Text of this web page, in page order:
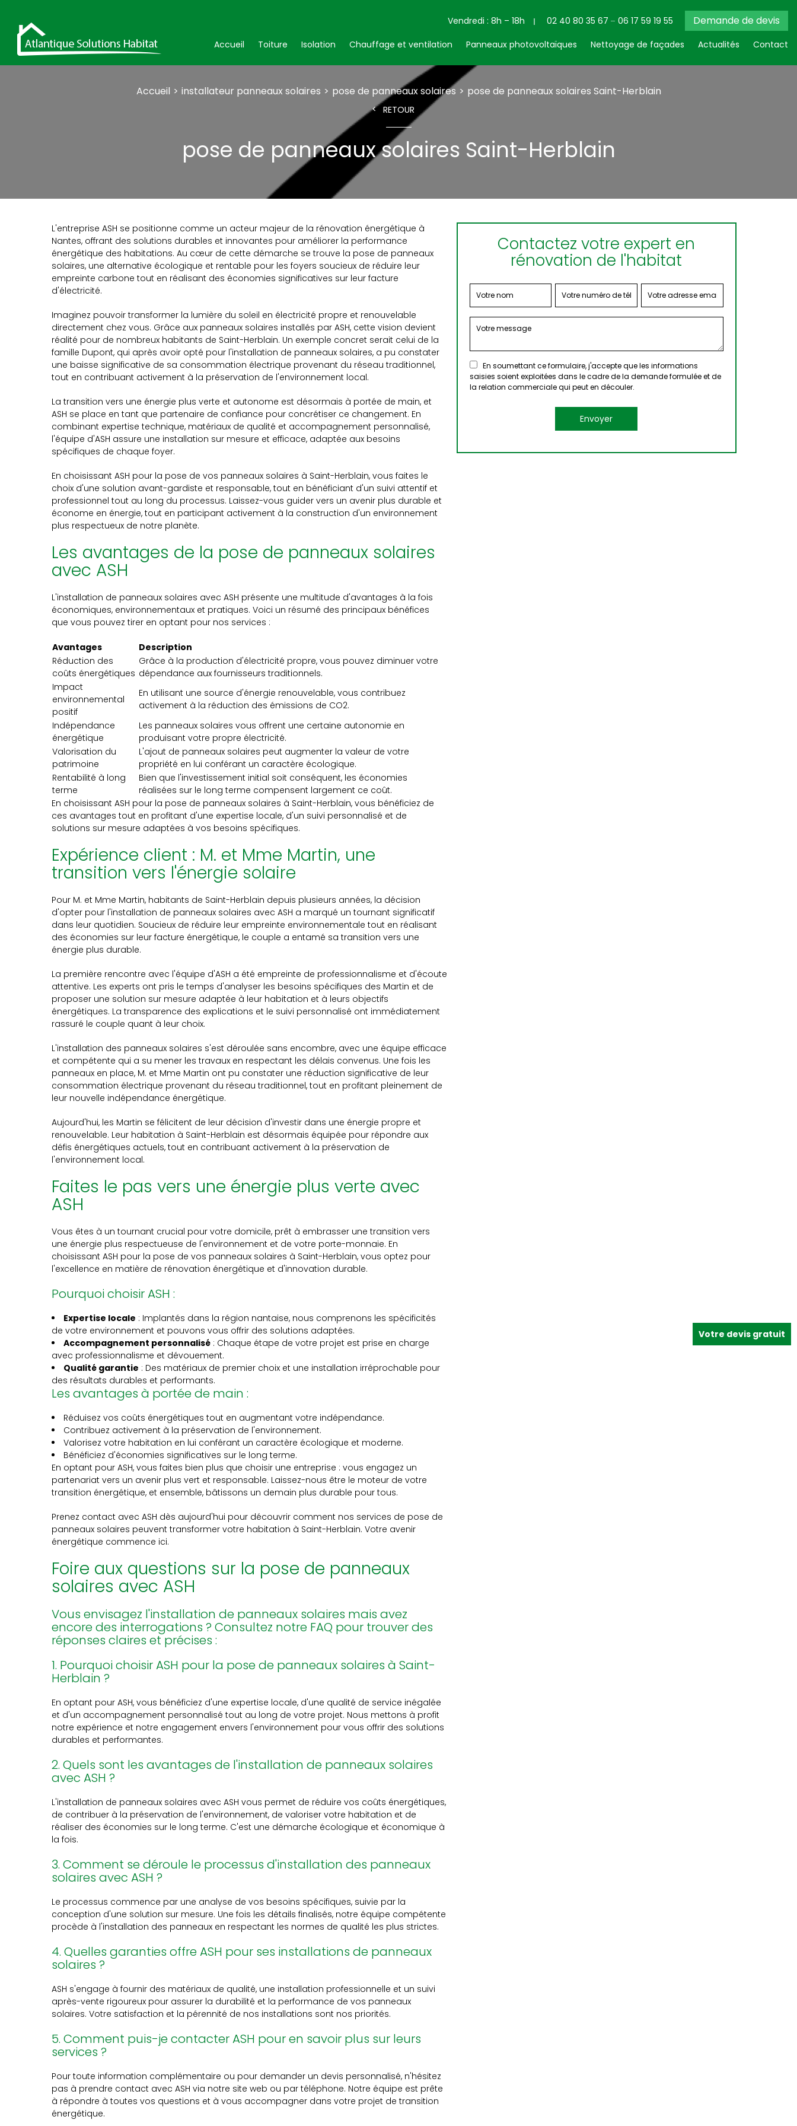
Vendredi : 8h – 18h 02 40 80 35 67 06 17 59 19 55 Demande de devis
Accueil Toiture Isolation Chauffage et ventilation Panneaux photovoltaïques Nettoyage de façades Actualités Contact
Accueil installateur panneaux solaires pose de panneaux solaires pose de panneaux solaires Saint-Herblain
RETOUR
pose de panneaux solaires Saint-Herblain
L'entreprise ASH se positionne comme un acteur majeur de la rénovation énergétique à
Nantes, offrant des solutions durables et innovantes pour améliorer la performance
énergétique des habitations. Au cœur de cette démarche se trouve la pose de panneaux
solaires, une alternative écologique et rentable pour les foyers soucieux de réduire leur
empreinte carbone tout en réalisant des économies significatives sur leur facture
d'électricité.
Imaginez pouvoir transformer la lumière du soleil en électricité propre et renouvelable
directement chez vous. Grâce aux panneaux solaires installés par ASH, cette vision devient
réalité pour de nombreux habitants de Saint-Herblain. Un exemple concret serait celui de la
famille Dupont, qui après avoir opté pour l'installation de panneaux solaires, a pu constater
une baisse significative de sa consommation électrique provenant du réseau traditionnel,
tout en contribuant activement à la préservation de l'environnement local.
La transition vers une énergie plus verte et autonome est désormais à portée de main, et
ASH se place en tant que partenaire de confiance pour concrétiser ce changement. En
combinant expertise technique, matériaux de qualité et accompagnement personnalisé,
l'équipe d'ASH assure une installation sur mesure et efficace, adaptée aux besoins
spécifiques de chaque foyer.
En choisissant ASH pour la pose de vos panneaux solaires à Saint-Herblain, vous faites le
choix d'une solution avant-gardiste et responsable, tout en bénéficiant d'un suivi attentif et
professionnel tout au long du processus. Laissez-vous guider vers un avenir plus durable et
économe en énergie, tout en participant activement à la construction d'un environnement
plus respectueux de notre planète.
Les avantages de la pose de panneaux solaires
avec ASH
L'installation de panneaux solaires avec ASH présente une multitude d'avantages à la fois
économiques, environnementaux et pratiques. Voici un résumé des principaux bénéfices
que vous pouvez tirer en optant pour nos services :
Avantages
Description
Réduction des
coûts énergétiques
Grâce à la production d'électricité propre, vous pouvez diminuer votre
dépendance aux fournisseurs traditionnels.
Impact
environnemental
positif
En utilisant une source d'énergie renouvelable, vous contribuez
activement à la réduction des émissions de CO2.
Indépendance
énergétique
Les panneaux solaires vous offrent une certaine autonomie en
produisant votre propre électricité.
Valorisation du
patrimoine
L'ajout de panneaux solaires peut augmenter la valeur de votre
propriété en lui conférant un caractère écologique.
Rentabilité à long
terme
Bien que l'investissement initial soit conséquent, les économies
réalisées sur le long terme compensent largement ce coût.
En choisissant ASH pour la pose de panneaux solaires à Saint-Herblain, vous bénéficiez de
ces avantages tout en profitant d'une expertise locale, d'un suivi personnalisé et de
solutions sur mesure adaptées à vos besoins spécifiques.
Expérience client : M. et Mme Martin, une
transition vers l'énergie solaire
Pour M. et Mme Martin, habitants de Saint-Herblain depuis plusieurs années, la décision
d'opter pour l'installation de panneaux solaires avec ASH a marqué un tournant significatif
dans leur quotidien. Soucieux de réduire leur empreinte environnementale tout en réalisant
des économies sur leur facture énergétique, le couple a entamé sa transition vers une
énergie plus durable.
La première rencontre avec l'équipe d'ASH a été empreinte de professionnalisme et d'écoute
attentive. Les experts ont pris le temps d'analyser les besoins spécifiques des Martin et de
proposer une solution sur mesure adaptée à leur habitation et à leurs objectifs
énergétiques. La transparence des explications et le suivi personnalisé ont immédiatement
rassuré le couple quant à leur choix.
L'installation des panneaux solaires s'est déroulée sans encombre, avec une équipe efficace
et compétente qui a su mener les travaux en respectant les délais convenus. Une fois les
panneaux en place, M. et Mme Martin ont pu constater une réduction significative de leur
consommation électrique provenant du réseau traditionnel, tout en profitant pleinement de
leur nouvelle indépendance énergétique.
Aujourd'hui, les Martin se félicitent de leur décision d'investir dans une énergie propre et
renouvelable. Leur habitation à Saint-Herblain est désormais équipée pour répondre aux
défis énergétiques actuels, tout en contribuant activement à la préservation de
l'environnement local.
Faites le pas vers une énergie plus verte avec
ASH
Vous êtes à un tournant crucial pour votre domicile, prêt à embrasser une transition vers
une énergie plus respectueuse de l'environnement et de votre porte-monnaie. En
choisissant ASH pour la pose de vos panneaux solaires à Saint-Herblain, vous optez pour
l'excellence en matière de rénovation énergétique et d'innovation durable.
Pourquoi choisir ASH :
Expertise locale : Implantés dans la région nantaise, nous comprenons les spécificités
de votre environnement et pouvons vous offrir des solutions adaptées.
Accompagnement personnalisé : Chaque étape de votre projet est prise en charge
avec professionnalisme et dévouement.
Qualité garantie : Des matériaux de premier choix et une installation irréprochable pour
des résultats durables et performants.
Les avantages à portée de main :
Réduisez vos coûts énergétiques tout en augmentant votre indépendance.
Contribuez activement à la préservation de l'environnement.
Valorisez votre habitation en lui conférant un caractère écologique et moderne.
Bénéficiez d'économies significatives sur le long terme.
En optant pour ASH, vous faites bien plus que choisir une entreprise : vous engagez un
partenariat vers un avenir plus vert et responsable. Laissez-nous être le moteur de votre
transition énergétique, et ensemble, bâtissons un demain plus durable pour tous.
Prenez contact avec ASH dès aujourd'hui pour découvrir comment nos services de pose de
panneaux solaires peuvent transformer votre habitation à Saint-Herblain. Votre avenir
énergétique commence ici.
Foire aux questions sur la pose de panneaux
solaires avec ASH
Vous envisagez l'installation de panneaux solaires mais avez
encore des interrogations ? Consultez notre FAQ pour trouver des
réponses claires et précises :
1. Pourquoi choisir ASH pour la pose de panneaux solaires à Saint-
Herblain ?
En optant pour ASH, vous bénéficiez d'une expertise locale, d'une qualité de service inégalée
et d'un accompagnement personnalisé tout au long de votre projet. Nous mettons à profit
notre expérience et notre engagement envers l'environnement pour vous offrir des solutions
durables et performantes.
2. Quels sont les avantages de l'installation de panneaux solaires
avec ASH ?
L'installation de panneaux solaires avec ASH vous permet de réduire vos coûts énergétiques,
de contribuer à la préservation de l'environnement, de valoriser votre habitation et de
réaliser des économies sur le long terme. C'est une démarche écologique et économique à
la fois.
3. Comment se déroule le processus d'installation des panneaux
solaires avec ASH ?
Le processus commence par une analyse de vos besoins spécifiques, suivie par la
conception d'une solution sur mesure. Une fois les détails finalisés, notre équipe compétente
procède à l'installation des panneaux en respectant les normes de qualité les plus strictes.
4. Quelles garanties offre ASH pour ses installations de panneaux
solaires ?
ASH s'engage à fournir des matériaux de qualité, une installation professionnelle et un suivi
après-vente rigoureux pour assurer la durabilité et la performance de vos panneaux
solaires. Votre satisfaction et la pérennité de nos installations sont nos priorités.
5. Comment puis-je contacter ASH pour en savoir plus sur leurs
services ?
Pour toute information complémentaire ou pour demander un devis personnalisé, n'hésitez
pas à prendre contact avec ASH via notre site web ou par téléphone. Notre équipe est prête
à répondre à toutes vos questions et à vous accompagner dans votre projet de transition
énergétique.
Contactez votre expert en
rénovation de l'habitat
En soumettant ce formulaire, j'accepte que les informations
saisies soient exploitées dans le cadre de la demande formulée et de
la relation commerciale qui peut en découler.
Votre devis gratuit